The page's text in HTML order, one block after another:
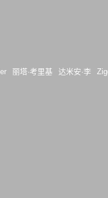
丽塔·考里基 达米安·李